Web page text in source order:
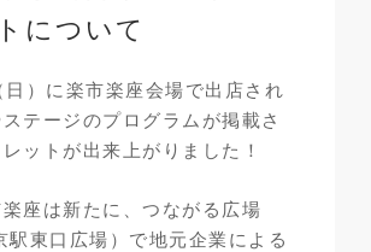
について
）に楽市楽座会場で出店され
テージのプログラムが掲載さ
ットが出来上がりました！
座は新たに、つながる広場
駅東口広場）で地元企業による